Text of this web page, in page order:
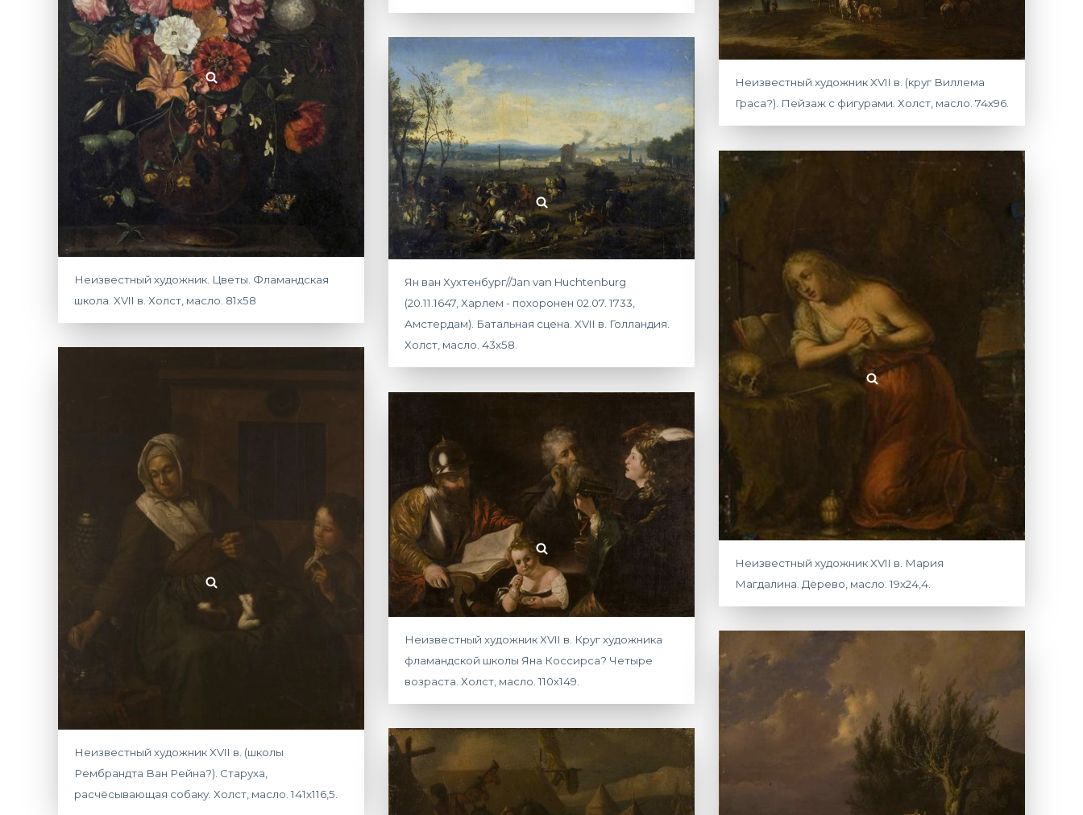
Неизвестный художник. Цветы. Фламандская
школа. XVII в. Холст, масло. 81х58
Ян ван Хухтенбург//Jan van Huchtenburg
(20.11.1647, Харлем - похоронен 02.07. 1733,
Амстердам). Батальная сцена. XVII в. Голландия.
Холст, масло. 43х58.
Неизвестный художник XVII в. (круг Виллема
Граса?). Пейзаж с фигурами. Холст, масло. 74х96.
Неизвестный художник XVII в. (школы
Рембрандта Ван Рейна?). Старуха,
расчёсывающая собаку. Холст, масло. 141х116,5.
Неизвестный художник XVII в. Круг художника
фламандской школы Яна Коссирса? Четыре
возраста. Холст, масло. 110х149.
Неизвестный художник XVII в. Мария
Магдалина. Дерево, масло. 19х24,4.